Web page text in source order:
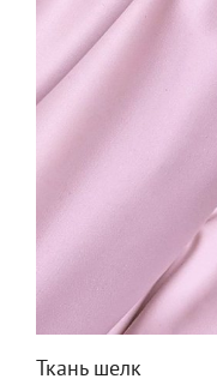
Ткань шелк